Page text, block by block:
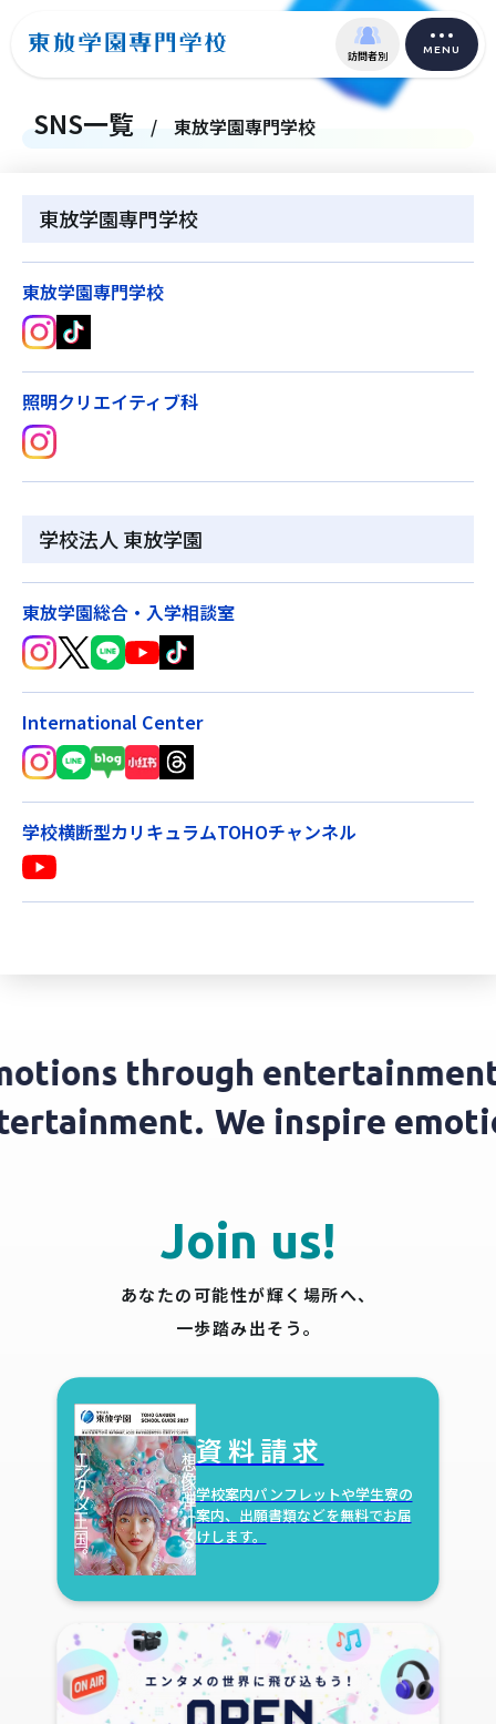
訪問者別 MENU
SNS一覧 / 東放学園専門学校
東放学園専門学校
東放学園専門学校
照明クリエイティブ科
学校法人 東放学園
東放学園総合・入学相談室
International Center
学校横断型カリキュラムTOHOチャンネル
through
We inspire
Join us!
あなたの可能性が輝く場所へ、
一歩踏み出そう。
資料請求
学校案内パンフレットや学生寮の
案内、出願書類などを無料でお届
けします。